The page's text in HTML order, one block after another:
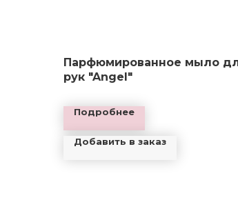
Парфюмированное мыло
рук "Angel"
Подробнее
Добавить в заказ